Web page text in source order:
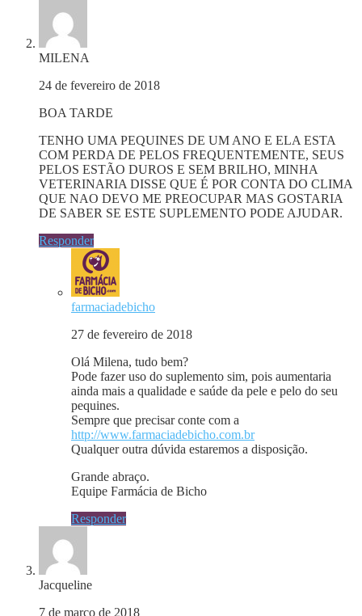
MILENA
24 de fevereiro de 2018
BOA TARDE
TENHO UMA PEQUINES DE UM ANO E ELA ESTA
COM PERDA DE PELOS FREQUENTEMENTE, SEUS
PELOS ESTÃO DUROS E SEM BRILHO, MINHA
VETERINARIA DISSE QUE É POR CONTA DO CLIMA
QUE NAO DEVO ME PREOCUPAR MAS GOSTARIA
DE SABER SE ESTE SUPLEMENTO PODE AJUDAR.
Responder
farmaciadebicho
27 de fevereiro de 2018
Olá Milena, tudo bem?
Pode fazer uso do suplemento sim, pois aumentaria
ainda mais a qualidade e saúde da pele e pelo do seu
pequines.
Sempre que precisar conte com a
http://www.farmaciadebicho.com.br
Qualquer outra dúvida estaremos a disposição.
Grande abraço.
Equipe Farmácia de Bicho
Responder
Jacqueline
7 de março de 2018